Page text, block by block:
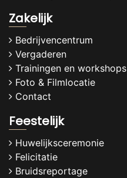
Zakelijk
Bedrijvencentrum
Vergaderen
Trainingen en workshops
Foto & Filmlocatie
Contact
Feestelijk
Huwelijksceremonie
Felicitatie
Bruidsreportage